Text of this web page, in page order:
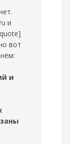
и
вот
и